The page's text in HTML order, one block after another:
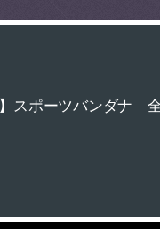
スポーツバンダナ